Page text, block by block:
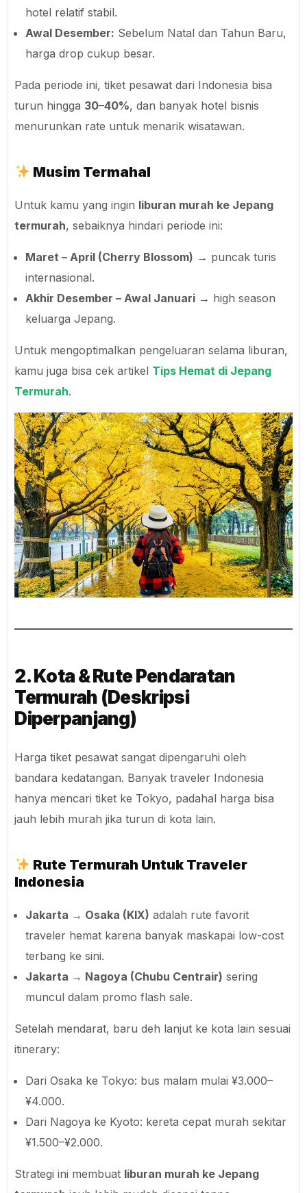
hotel relatif stabil.
Awal Desember: Sebelum Natal dan Tahun Baru,
harga drop cukup besar.
Pada periode ini, tiket pesawat dari Indonesia bisa
turun hingga 30–40%, dan banyak hotel bisnis
menurunkan rate untuk menarik wisatawan.
Musim Termahal
Untuk kamu yang ingin liburan murah ke Jepang
termurah, sebaiknya hindari periode ini:
Maret – April (Cherry Blossom) → puncak turis
internasional.
Akhir Desember – Awal Januari → high season
keluarga Jepang.
Untuk mengoptimalkan pengeluaran selama liburan,
kamu juga bisa cek artikel Tips Hemat di Jepang
Termurah.
2. Kota & Rute Pendaratan
Termurah (Deskripsi
Diperpanjang)
Harga tiket pesawat sangat dipengaruhi oleh
bandara kedatangan. Banyak traveler Indonesia
hanya mencari tiket ke Tokyo, padahal harga bisa
jauh lebih murah jika turun di kota lain.
Rute Termurah Untuk Traveler
Indonesia
Jakarta → Osaka (KIX) adalah rute favorit
traveler hemat karena banyak maskapai low-cost
terbang ke sini.
Jakarta → Nagoya (Chubu Centrair) sering
muncul dalam promo flash sale.
Setelah mendarat, baru deh lanjut ke kota lain sesuai
itinerary:
Dari Osaka ke Tokyo: bus malam mulai ¥3.000–
¥4.000.
Dari Nagoya ke Kyoto: kereta cepat murah sekitar
¥1.500–¥2.000.
Strategi ini membuat liburan murah ke Jepang